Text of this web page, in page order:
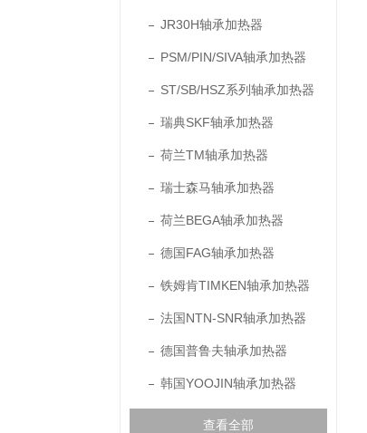
JR30H轴承加热器
PSM/PIN/SIVA轴承加热器
ST/SB/HSZ系列轴承加热器
瑞典SKF轴承加热器
荷兰TM轴承加热器
瑞士森马轴承加热器
荷兰BEGA轴承加热器
德国FAG轴承加热器
铁姆肯TIMKEN轴承加热器
法国NTN-SNR轴承加热器
德国普鲁夫轴承加热器
韩国YOOJIN轴承加热器
查看全部